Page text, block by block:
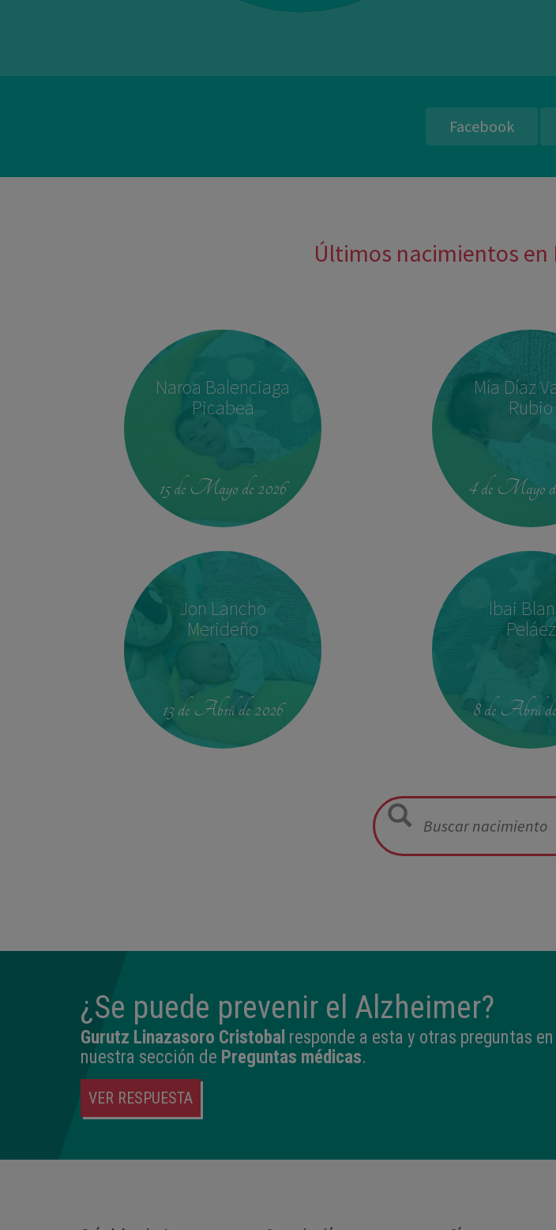
Facebook
Últimos nacimientos en
Naroa Balenciaga
Picabea
15 de Mayo de 2026
Mía Díaz
Rubio
4 de Mayo
Jon Lancho
Merideño
13 de Abril de 2026
Ibai
Peláez
8 de Abril
¿Se puede prevenir el Alzheimer?
Gurutz Linazasoro Cristobal responde a esta y otras preguntas en
nuestra sección de Preguntas médicas.
VER RESPUESTA